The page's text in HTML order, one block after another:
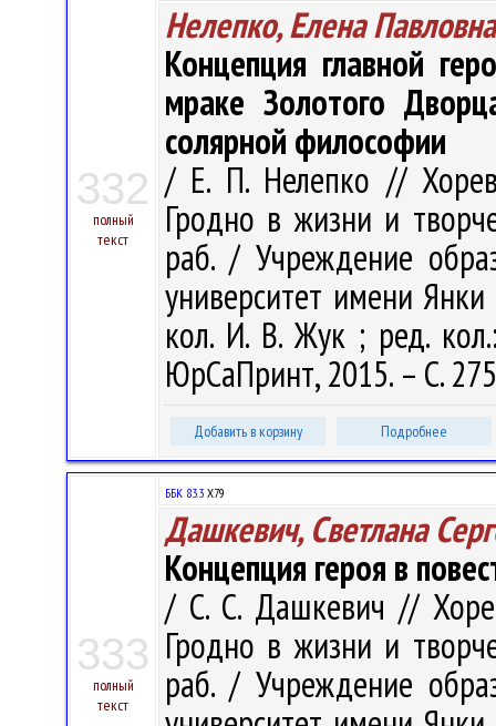
332
полный
текст
Нелепко, Елена Павловна
Концепция главной
мраке Золотого
солярной философии
/ Е. П. Нелепко //
Гродно в жизни и
раб. / Учреждение
университет имени
кол. И. В. Жук ; ред.
ЮрСаПринт, 2015. – С.
Добавить в корзину Подробнее
333
полный
текст
ББК 83.3 Х79
Дашкевич, Светлана
Концепция героя в
/ С. С. Дашкевич //
Гродно в жизни и
раб. / Учреждение